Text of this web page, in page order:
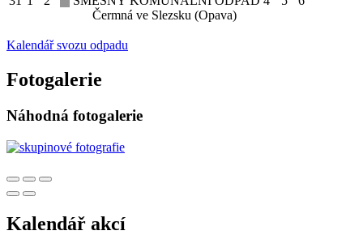
Čermná ve Slezsku (Opava)
Kalendář svozu odpadu
Fotogalerie
Náhodná fotogalerie
Kalendář akcí